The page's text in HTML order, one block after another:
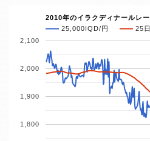
2010年のイラクディナールレー
25,000IQD/円
25
1,800
1,900
2,000
2,100